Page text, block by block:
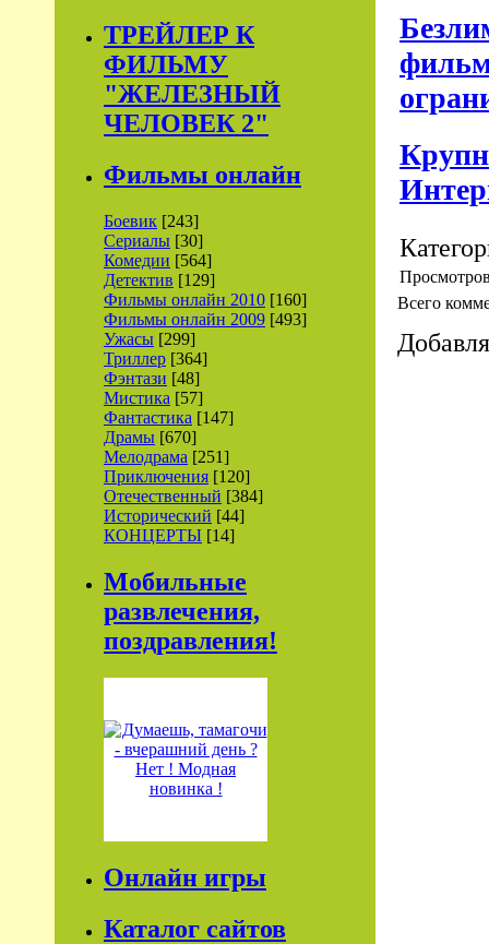
ТРЕЙЛЕР К
ФИЛЬМУ
"ЖЕЛЕЗНЫЙ
ЧЕЛОВЕК 2"
Фильмы онлайн
Боевик [243]
Сериалы [30]
Комедии [564]
Детектив [129]
Фильмы онлайн 2010 [160]
Фильмы онлайн 2009 [493]
Ужасы [299]
Триллер [364]
Фэнтази [48]
Мистика [57]
Фантастика [147]
Драмы [670]
Мелодрама [251]
Приключения [120]
Отечественный [384]
Исторический [44]
КОНЦЕРТЫ [14]
Мобильные
развлечения,
поздравления!
Онлайн игры
Каталог сайтов
Всего